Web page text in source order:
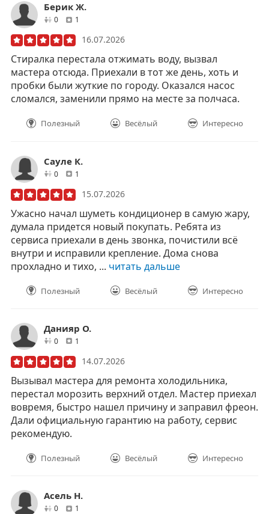
Берик Ж.
0друзей1
16.07.2026
Стиралка перестала отжимать воду, вызвал
мастера отсюда. Приехали в тот же день, хоть и
пробки были жуткие по городу. Оказался насос
сломался, заменили прямо на месте за полчаса.
Полезный Весёлый Интересно
Сауле К.
0друзей1
15.07.2026
Ужасно начал шуметь кондиционер в самую жару,
думала придется новый покупать. Ребята из
сервиса приехали в день звонка, почистили всё
внутри и исправили крепление. Дома снова
прохладно и тихо, ... читать дальше
Полезный Весёлый Интересно
Данияр О.
0друзей1
14.07.2026
Вызывал мастера для ремонта холодильника,
перестал морозить верхний отдел. Мастер приехал
вовремя, быстро нашел причину и заправил фреон.
Дали официальную гарантию на работу, сервис
рекомендую.
Полезный Весёлый Интересно
Асель Н.
0друзей1